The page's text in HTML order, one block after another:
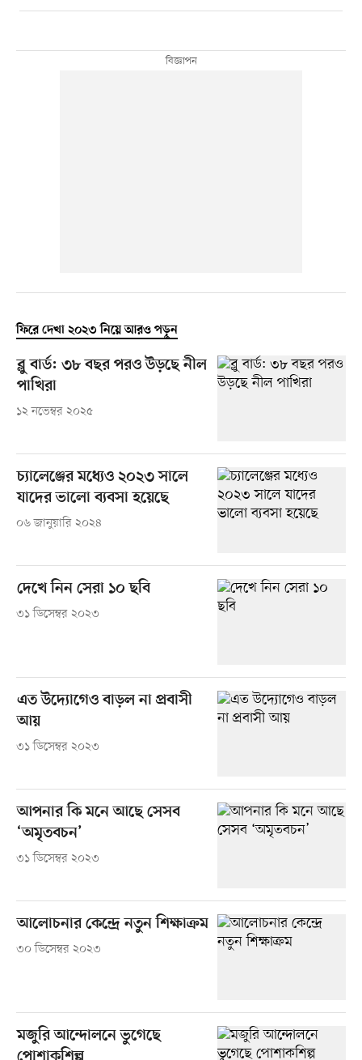
ফিরে দেখা ২০২৩ নিয়ে আরও পড়ুন
ব্লু বার্ড: ৩৮ বছর পরও উড়ছে নীল
পাখিরা
১২ নভেম্বর ২০২৫
চ্যালেঞ্জের মধ্যেও ২০২৩ সালে
যাদের ভালো ব্যবসা হয়েছে
০৬ জানুয়ারি ২০২৪
দেখে নিন সেরা ১০ ছবি
৩১ ডিসেম্বর ২০২৩
এত উদ্যোগেও বাড়ল না প্রবাসী
আয়
৩১ ডিসেম্বর ২০২৩
আপনার কি মনে আছে সেসব
‘অমৃতবচন’
৩১ ডিসেম্বর ২০২৩
আলোচনার কেন্দ্রে নতুন শিক্ষাক্রম
৩০ ডিসেম্বর ২০২৩
মজুরি আন্দোলনে ভুগেছে